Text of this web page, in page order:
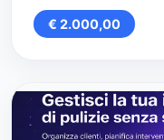
€ 2.000,00